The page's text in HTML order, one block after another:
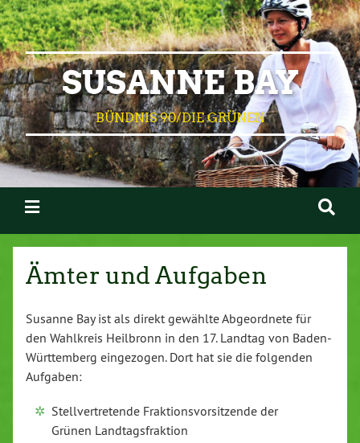
SUSANNE BAY
BÜNDNIS 90/DIE GRÜNEN
Ämter und Aufgaben
Susanne Bay ist als direkt gewählte Abgeordnete für
den Wahlkreis Heilbronn in den 17. Landtag von Baden-
Württemberg eingezogen. Dort hat sie die folgenden
Aufgaben:
Stellvertretende Fraktionsvorsitzende der
Grünen Landtagsfraktion